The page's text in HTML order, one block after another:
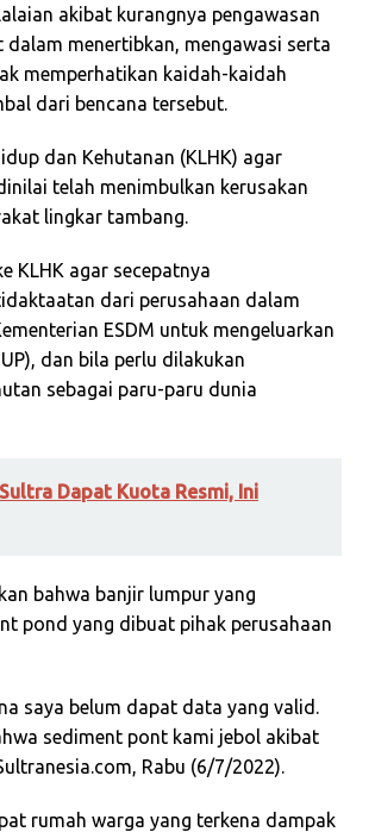
akibat kurangnya pengawasan
menertibkan, mengawasi serta
memperhatikan kaidah-kaidah
dari bencana tersebut.
dan Kehutanan (KLHK) agar
telah menimbulkan kerusakan
lingkar tambang.
KLHK agar secepatnya
dari perusahaan dalam
ESDM untuk mengeluarkan
dan bila perlu dilakukan
sebagai paru-paru dunia
Dapat Kuota Resmi, Ini
bahwa banjir lumpur yang
pond yang dibuat pihak perusahaan
saya belum dapat data yang valid.
sediment pont kami jebol akibat
Rabu (6/7/2022).
rumah warga yang terkena dampak